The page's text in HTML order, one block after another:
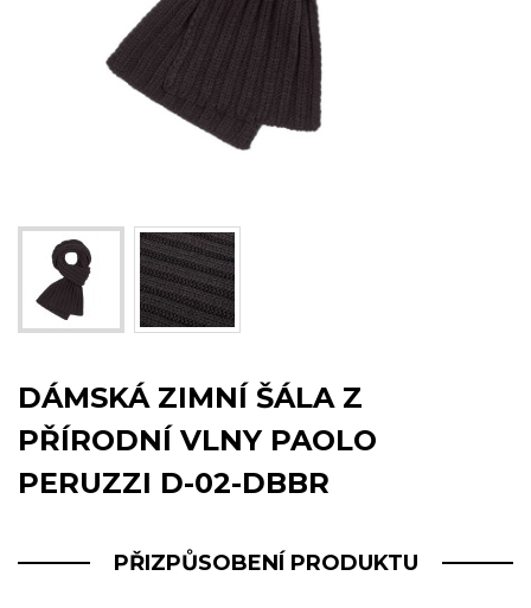
DÁMSKÁ ZIMNÍ ŠÁLA Z
PŘÍRODNÍ VLNY PAOLO
PERUZZI D-02-DBBR
PŘIZPŮSOBENÍ PRODUKTU